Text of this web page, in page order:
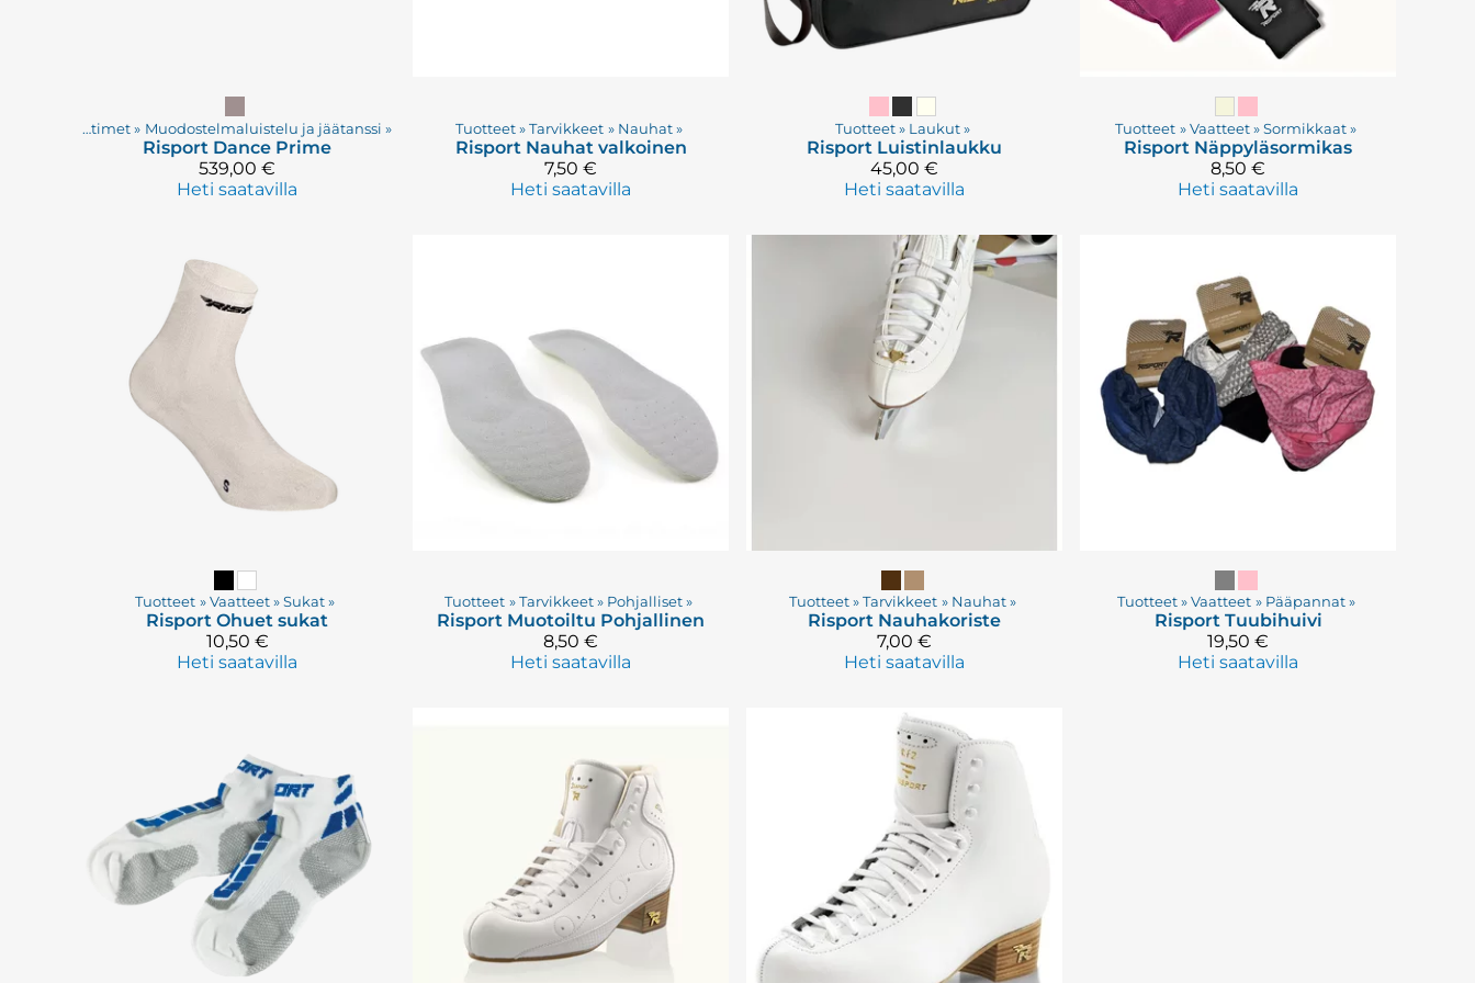
Taitoluistimet ‪» Muodostelmaluistelu ja jäätanssi ‪»
Risport Dance Prime
539,00 €
Heti saatavilla
Tuotteet‪» Tarvikkeet ‪» Nauhat ‪»
Risport Nauhat valkoinen
7,50 €
Heti saatavilla
Tuotteet ‪» Laukut‪»
Risport Luistinlaukku
45,00 €
Heti saatavilla
Tuotteet ‪» Vaatteet‪»Sormikkaat ‪»
Risport Näppyläsormikas
8,50 €
Heti saatavilla
Tuotteet ‪» Vaatteet‪»Sukat ‪»
Risport Ohuet sukat
10,50 €
Heti saatavilla
Tuotteet ‪» Tarvikkeet‪» Pohjalliset ‪»
Risport Muotoiltu Pohjallinen
8,50 €
Heti saatavilla
Tuotteet‪» Tarvikkeet ‪» Nauhat ‪»
Risport Nauhakoriste
7,00 €
Heti saatavilla
Tuotteet‪» Vaatteet ‪» Pääpannat ‪»
Risport Tuubihuivi
19,50 €
Heti saatavilla